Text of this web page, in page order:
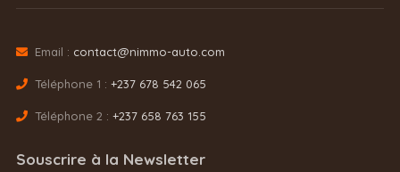
Email : contact@nimmo-auto.com
Téléphone 1 : +237 678 542 065
Téléphone 2 : +237 658 763 155
Souscrire à la Newsletter